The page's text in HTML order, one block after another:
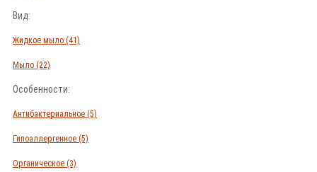
Вид:
Жидкое мыло (41)
Мыло (22)
Особенности:
Антибактериальное (5)
Гипоаллергенное (5)
Органическое (3)